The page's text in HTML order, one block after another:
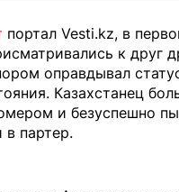
портал Vesti.kz, в
к друг
оправдывал
Казахстанец
и безуспешно
в партер.